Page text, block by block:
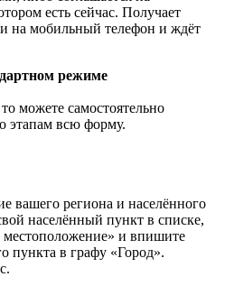
есть сейчас. Получает
на мобильный телефон и ждёт
режиме
можете самостоятельно
этапам всю форму.
вашего региона и населённого
населённый пункт в списке,
местоположение» и впишите
пункта в графу «Город».